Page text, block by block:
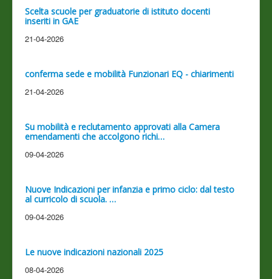
Scelta scuole per graduatorie di istituto docenti
inseriti in GAE
21-04-2026
conferma sede e mobilità Funzionari EQ - chiarimenti
21-04-2026
Su mobilità e reclutamento approvati alla Camera
emendamenti che accolgono richi…
09-04-2026
Nuove Indicazioni per infanzia e primo ciclo: dal testo
al curricolo di scuola. …
09-04-2026
Le nuove indicazioni nazionali 2025
08-04-2026